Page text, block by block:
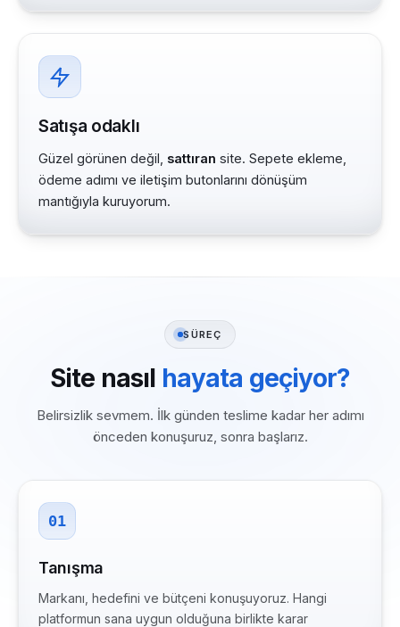
Satışa odaklı
Güzel görünen değil, sattıran site. Sepete ekleme,
ödeme adımı ve iletişim butonlarını dönüşüm
mantığıyla kuruyorum.
SÜREÇ
Site nasıl hayata geçiyor?
Belirsizlik sevmem. İlk günden teslime kadar her adımı
önceden konuşuruz, sonra başlarız.
01
Tanışma
Markanı, hedefini ve bütçeni konuşuyoruz. Hangi
platformun sana uygun olduğuna birlikte karar